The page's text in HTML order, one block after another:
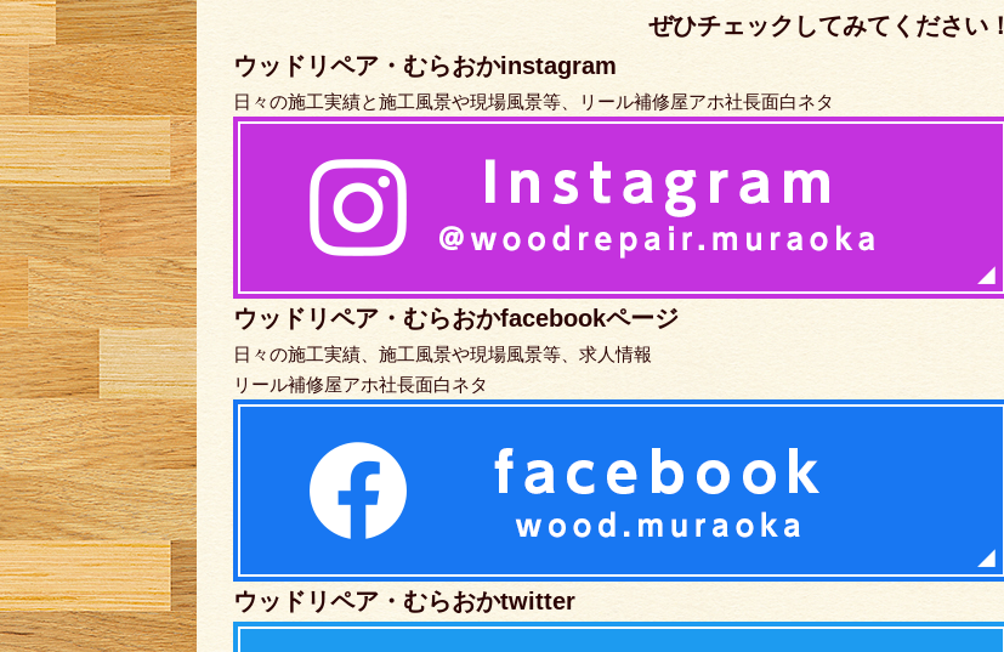
ぜひチェックしてみてください！
ウッドリペア・むらおかinstagram
日々の施工実績と施工風景や現場風景等、リール補修屋アホ社長面白ネタ
ウッドリペア・むらおかfacebookページ
日々の施工実績、施工風景や現場風景等、求人情報
リール補修屋アホ社長面白ネタ
ウッドリペア・むらおかtwitter